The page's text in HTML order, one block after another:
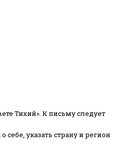
Тихий». К письму следует
указать страну и регион